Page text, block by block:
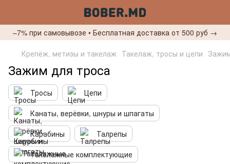
–7% при самовывозе • Бесплатная доставка от 500 руб →
Крепёж, метизы и такелаж Такелаж, тросы и цепи
Зажим для троса
Тросы
Цепи
Канаты, верёвки, шнуры и шпагаты
Карабины
Талрепы
Такелажные комплектующие